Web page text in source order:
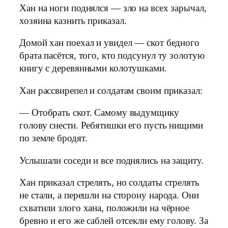
Хан на ноги поднялся — зло на всех зарычал,
хозяина казнить приказал.
Домой хан поехал и увидел — скот бедного
брата пасётся, того, кто подсунул ту золотую
книгу с деревянными колотушками.
Хан рассвирепел и солдатам своим приказал:
— Отобрать скот. Самому выдумщику
голову снести. Ребятишки его пусть нищими
по земле бродят.
Услышали соседи и все поднялись на защиту.
Хан приказал стрелять, но солдаты стрелять
не стали, а перешли на сторону народа. Они
схватили злого хана, положили на чёрное
бревно и его же саблей отсекли ему голову. За